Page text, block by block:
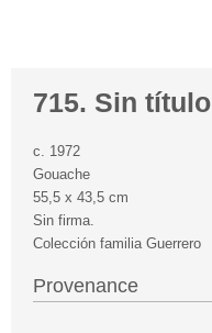
715. Sin título
c. 1972
Gouache
55,5 x 43,5 cm
Sin firma.
Colección familia Guerrero
Provenance